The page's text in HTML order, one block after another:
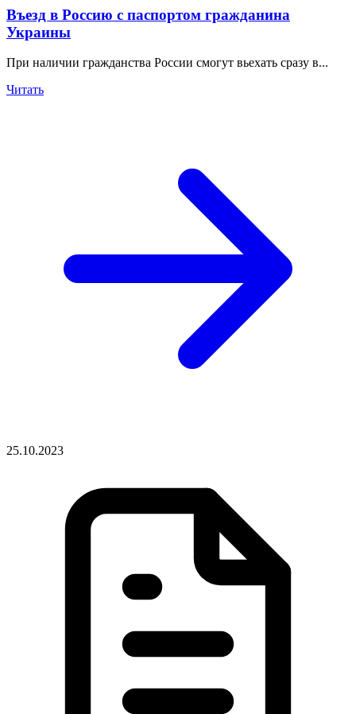
Въезд в Россию с паспортом гражданина
Украины
При наличии гражданства России смогут вьехать сразу в...
Читать
25.10.2023